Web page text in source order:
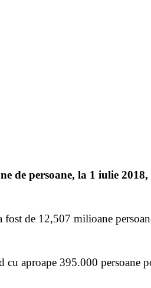
de persoane, la 1 iulie
de 12,507 milioane
aproape 395.000 persoane